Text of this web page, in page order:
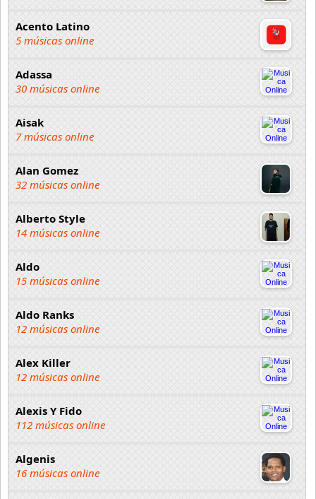
Acento Latino
5 músicas online
Adassa
30 músicas online
Aisak
7 músicas online
Alan Gomez
32 músicas online
Alberto Style
14 músicas online
Aldo
15 músicas online
Aldo Ranks
12 músicas online
Alex Killer
12 músicas online
Alexis Y Fido
112 músicas online
Algenis
16 músicas online